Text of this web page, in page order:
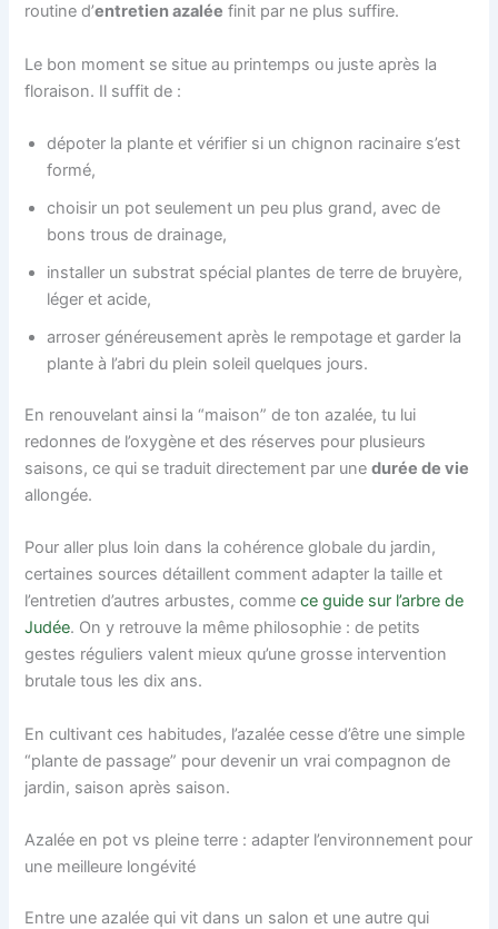
routine d’entretien azalée finit par ne plus suffire.
Le bon moment se situe au printemps ou juste après la
floraison. Il suffit de :
dépoter la plante et vérifier si un chignon racinaire s’est
formé,
choisir un pot seulement un peu plus grand, avec de
bons trous de drainage,
installer un substrat spécial plantes de terre de bruyère,
léger et acide,
arroser généreusement après le rempotage et garder la
plante à l’abri du plein soleil quelques jours.
En renouvelant ainsi la “maison” de ton azalée, tu lui
redonnes de l’oxygène et des réserves pour plusieurs
saisons, ce qui se traduit directement par unedurée de vie
allongée.
Pour aller plus loin dans la cohérence globale du jardin,
certaines sources détaillent comment adapter la taille et
l’entretien d’autres arbustes, commece guide sur l’arbre de
Judée. On y retrouve la même philosophie : de petits
gestes réguliers valent mieux qu’une grosse intervention
brutale tous les dix ans.
En cultivant ces habitudes, l’azalée cesse d’être une simple
“plante de passage” pour devenir un vrai compagnon de
jardin, saison après saison.
Azalée en pot vs pleine terre : adapter l’environnement pour
une meilleure longévité
Entre une azalée qui vit dans un salon et une autre qui